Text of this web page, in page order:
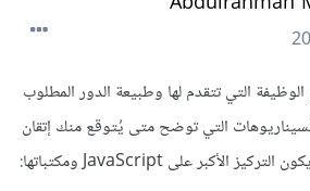
التي تتقدم لها وطبيعة الدور المطلوب
التي توضح متى يُتوقع منك إتقان